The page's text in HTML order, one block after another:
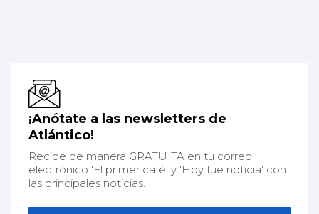
¡Anótate a las newsletters de
Atlántico!
Recibe de manera GRATUITA en tu correo
electrónico 'El primer café' y 'Hoy fue noticia' con
las principales noticias.